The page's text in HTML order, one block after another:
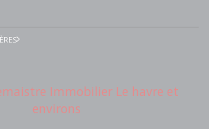
Immobilier Le havre et
environs